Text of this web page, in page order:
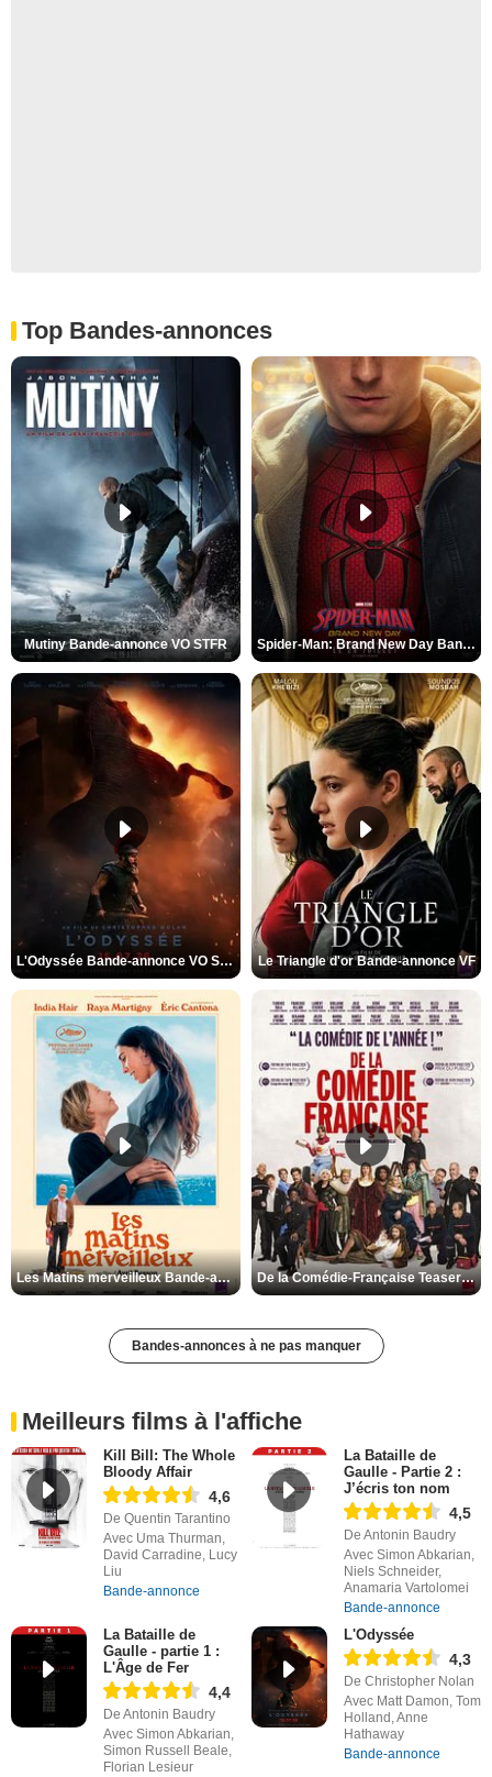
Top Bandes-annonces
Mutiny Bande-annonce VO STFR Spider-Man: Brand New Day Bande-annonce VO STFR
L'Odyssée Bande-annonce VO STFR Le Triangle d'or Bande-annonce VF
Les Matins merveilleux Bande-annonce VF De la Comédie-Française Teaser VF
Bandes-annonces à ne pas manquer
Meilleurs films à l'affiche
Kill Bill: The Whole
Bloody Affair
4,6
De Quentin Tarantino
Avec Uma Thurman,
David Carradine, Lucy
Liu
Bande-annonce
La Bataille de
Gaulle - Partie 2 :
J’écris ton nom
4,5
De Antonin Baudry
Avec Simon Abkarian,
Niels Schneider,
Anamaria Vartolomei
Bande-annonce
La Bataille de
Gaulle - partie 1 :
L'Âge de Fer
4,4
De Antonin Baudry
Avec Simon Abkarian,
Simon Russell Beale,
Florian Lesieur
L'Odyssée
4,3
De Christopher Nolan
Avec Matt Damon, Tom
Holland, Anne
Hathaway
Bande-annonce